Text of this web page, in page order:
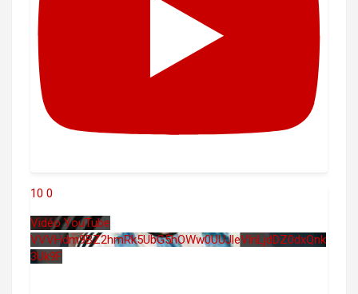
10 0
Vidéo YouTube
VVVHdm9BZ2hmRk5UbG5hOWw0UUJleVlnLjdDZ0dxQnk
3Uk9F